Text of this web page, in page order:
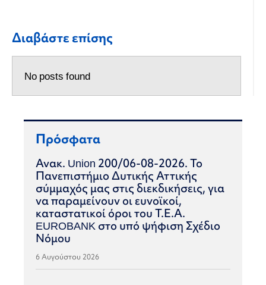
Διαβάστε επίσης
No posts found
Πρόσφατα
Ανακ. Union 200/06-08-2026. Το
Πανεπιστήμιο Δυτικής Αττικής
σύμμαχός μας στις διεκδικήσεις, για
να παραμείνουν οι ευνοϊκοί,
καταστατικοί όροι του Τ.Ε.Α.
EUROBANK στο υπό ψήφιση Σχέδιο
Νόμου
6 Αυγούστου 2026